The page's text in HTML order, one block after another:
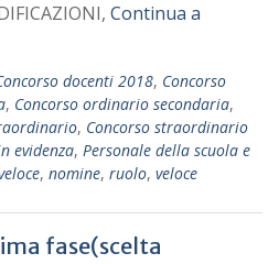
Continua a
docenti 2018, Concorso
, Concorso ordinario secondaria,
, Concorso straordinario
evidenza, Personale della scuola e
, nomine, ruolo, veloce
fase(scelta